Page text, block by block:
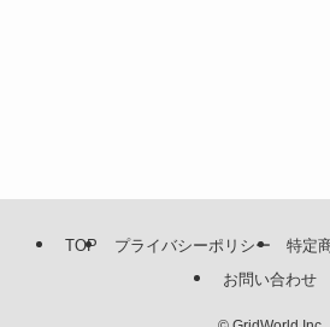
TOP プライバシーポリシー
特定
お問い合わせ